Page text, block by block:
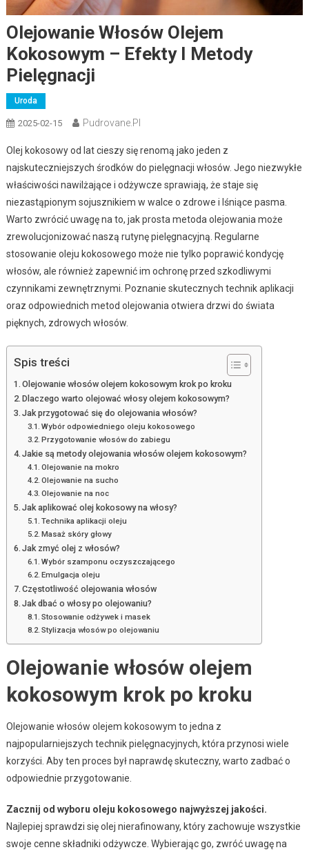
Olejowanie Włosów Olejem
Kokosowym – Efekty I Metody
Pielęgnacji
Uroda
2025-02-15 Pudrovane.pl
Olej kokosowy od lat cieszy się renomą jako jeden z
najskuteczniejszych środków do pielęgnacji włosów. Jego niezwykłe
właściwości nawilżające i odżywcze sprawiają, że staje się
niezastąpionym sojusznikiem w walce o zdrowe i lśniące pasma.
Warto zwrócić uwagę na to, jak prosta metoda olejowania może
zrewolucjonizować naszą rutynę pielęgnacyjną. Regularne
stosowanie oleju kokosowego może nie tylko poprawić kondycję
włosów, ale również zapewnić im ochronę przed szkodliwymi
czynnikami zewnętrznymi. Poznanie skutecznych technik aplikacji
oraz odpowiednich metod olejowania otwiera drzwi do świata
pięknych, zdrowych włosów.
Spis treści
Olejowanie włosów olejem kokosowym krok po kroku
Dlaczego warto olejować włosy olejem kokosowym?
Jak przygotować się do olejowania włosów?
Wybór odpowiedniego oleju kokosowego
Przygotowanie włosów do zabiegu
Jakie są metody olejowania włosów olejem kokosowym?
Olejowanie na mokro
Olejowanie na sucho
Olejowanie na noc
Jak aplikować olej kokosowy na włosy?
Technika aplikacji oleju
Masaż skóry głowy
Jak zmyć olej z włosów?
Wybór szamponu oczyszczającego
Emulgacja oleju
Częstotliwość olejowania włosów
Jak dbać o włosy po olejowaniu?
Stosowanie odżywek i masek
Stylizacja włosów po olejowaniu
Olejowanie włosów olejem
kokosowym krok po kroku
Olejowanie włosów olejem kokosowym to jedna z
najpopularniejszych technik pielęgnacyjnych, która przynosi wiele
korzyści. Aby ten proces był naprawdę skuteczny, warto zadbać o
odpowiednie przygotowanie.
Zacznij od wyboru oleju kokosowego najwyższej jakości.
Najlepiej sprawdzi się olej nierafinowany, który zachowuje wszystkie
swoje cenne składniki odżywcze. Wybierając go, zwróć uwagę na